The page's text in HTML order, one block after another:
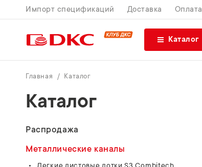
Импорт спецификаций Доставка Оплата
Каталог
Главная Каталог
Каталог
Распродажа
Металлические каналы